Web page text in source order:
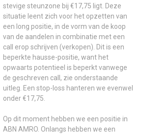
stevige steunzone bij €17,75 ligt. Deze
situatie leent zich voor het opzetten van
een long positie, in de vorm van de koop
van de aandelen in combinatie met een
call erop schrijven (verkopen). Dit is een
beperkte hausse-positie, want het
opwaarts potentieel is beperkt vanwege
de geschreven call, zie onderstaande
uitleg. Een stop-loss hanteren we evenwel
onder €17,75.
Op dit moment hebben we een positie in
ABN AMRO. Onlangs hebben we een